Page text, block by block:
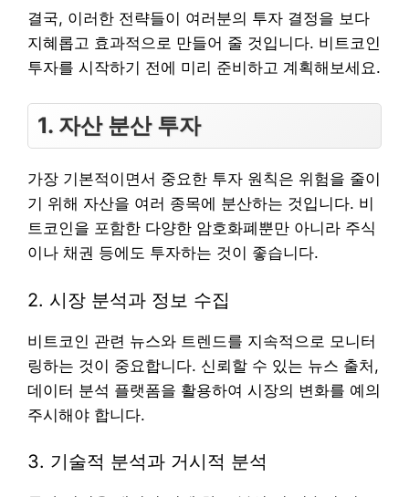
결국, 이러한 전략들이 여러분의 투자 결정을 보다
지혜롭고 효과적으로 만들어 줄 것입니다. 비트코인
투자를 시작하기 전에 미리 준비하고 계획해보세요.
1. 자산 분산 투자
가장 기본적이면서 중요한 투자 원칙은 위험을 줄이
기 위해 자산을 여러 종목에 분산하는 것입니다. 비
트코인을 포함한 다양한 암호화폐뿐만 아니라 주식
이나 채권 등에도 투자하는 것이 좋습니다.
2. 시장 분석과 정보 수집
비트코인 관련 뉴스와 트렌드를 지속적으로 모니터
링하는 것이 중요합니다. 신뢰할 수 있는 뉴스 출처,
데이터 분석 플랫폼을 활용하여 시장의 변화를 예의
주시해야 합니다.
3. 기술적 분석과 거시적 분석